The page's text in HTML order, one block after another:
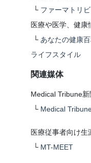
└ ファーマトリ
医療や医学、健康
└ あなたの健康
ライフスタイル
関連媒体
Medical Tribune新
└ Medical
医療従事者向け生
└ MT-MEET